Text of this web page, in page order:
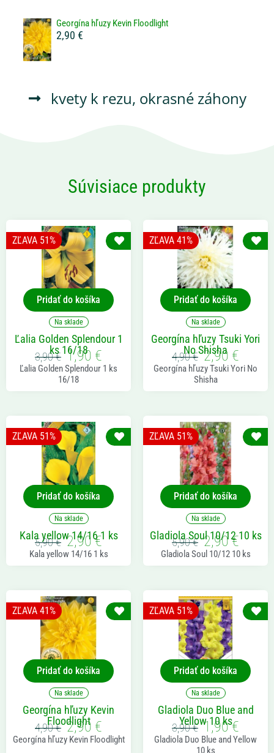
Georgína hľuzy Kevin Floodlight
2,90 €
kvety k rezu, okrasné záhony
Súvisiace produkty
ZĽAVA 51%
Pridať do košíka
Na sklade
Ľalia Golden Splendour 1
ks 16/18
3,90€ Pôvodná
cena
bola:
3,90 €.
1,90 €
cena
1,90 €.
Ľalia Golden Splendour 1 ks
16/18
ZĽAVA 41%
Pridať do košíka
Na sklade
Georgína hľuzy Tsuki Yori
No Shisha
4,90€ Pôvodná
cena
bola:
4,90 €.
2,90 €
cena
2,90 €.
Georgína hľuzy Tsuki Yori No
Shisha
ZĽAVA 51%
Pridať do košíka
Na sklade
Kala yellow 14/16 1 ks
5,90€ Pôvodná
cena
bola:
2,90€Aktuálna
cena
je:
Kala yellow 14/16 1 ks
ZĽAVA 51%
Pridať do košíka
Na sklade
Gladiola Soul 10/12 10 ks
5,90€ Pôvodná
cena
bola:
2,90€
cena
je:
Gladiola Soul 10/12 10 ks
ZĽAVA 41%
Pridať do košíka
Na sklade
Georgína hľuzy Kevin
Floodlight
4,90€ Pôvodná
cena
2,90 €
cena
Georgína hľuzy Kevin Floodlight
ZĽAVA 51%
Pridať do košíka
Na sklade
Gladiola Duo Blue and
Yellow 10 ks
3,90€ Pôvodná
cena
1,90€
cena
Gladiola Duo Blue and Yellow
10 ks